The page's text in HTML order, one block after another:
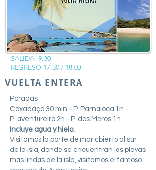
SALIDA 9.30 -
REGRESO 17.30 / 18.00
VUELTA ENTERA
Paradas
Caxadaço 30 min.- P. Parnaioca 1h -
P. aventureiro 2h - P. dos Meros 1h.
Incluye agua y hielo.
Visitamos la parte de mar abierto al sur
de la isla, donde se encuentran las playas
mas lindas de la isla, visitamos el famoso